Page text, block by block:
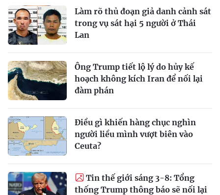
Làm rõ thủ đoạn giả danh cảnh sát
trong vụ sát hại 5 người ở Thái
Lan
Ông Trump tiết lộ lý do hủy kế
hoạch không kích Iran để nối lại
đàm phán
Điều gì khiến hàng chục nghìn
người liều mình vượt biên vào
Ceuta?
Tin thế giới sáng 3-8: Tổng
thống Trump thông báo sẽ nối lại